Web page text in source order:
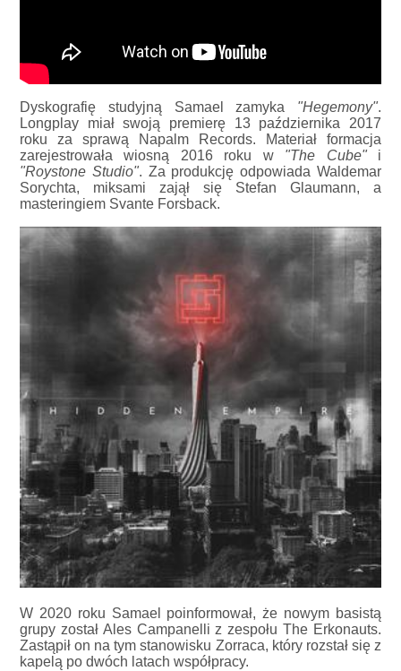
Dyskografię studyjną Samael zamyka "Hegemony".
Longplay miał swoją premierę 13 października 2017
roku za sprawą Napalm Records. Materiał formacja
zarejestrowała wiosną 2016 roku w"The Cube"i
"Roystone Studio". Za produkcję odpowiada Waldemar
Sorychta, miksami zajął się Stefan Glaumann, a
masteringiem Svante Forsback.
W 2020 roku Samael poinformował, że nowym basistą
grupy został Ales Campanelli z zespołu The Erkonauts.
Zastąpił on na tym stanowisku Zorraca, który rozstał się z
kapelą po dwóch latach współpracy.